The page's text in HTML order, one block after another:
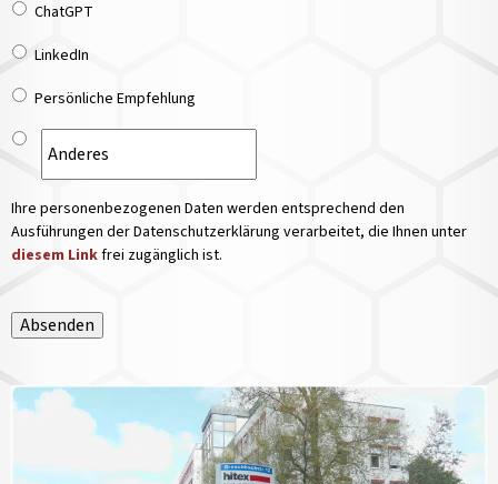
ChatGPT
LinkedIn
Persönliche Empfehlung
Ihre personenbezogenen Daten werden entsprechend den
Ausführungen der Datenschutzerklärung verarbeitet, die Ihnen unter
diesem Linkfrei zugänglich ist.
Absenden